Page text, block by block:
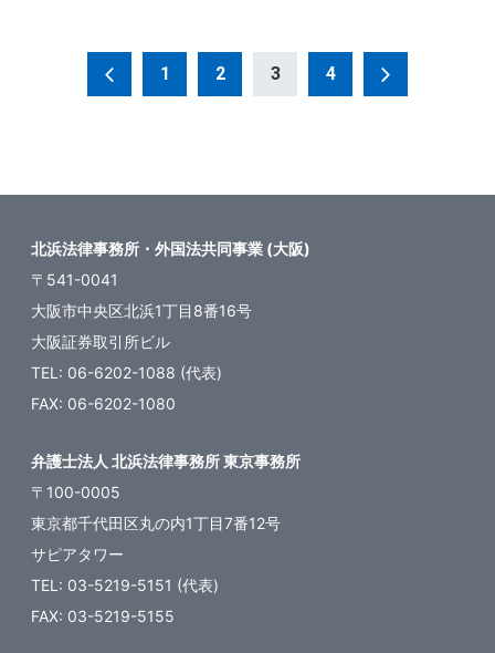
ジ
送
り
1 2 3 4
北浜法律事務所・外国法共同事業 (大阪)
〒541-0041
大阪市中央区北浜1丁目8番16号
大阪証券取引所ビル
TEL: 06-6202-1088 (代表)
FAX: 06-6202-1080
弁護士法人 北浜法律事務所 東京事務所
〒100-0005
東京都千代田区丸の内1丁目7番12号
サピアタワー
TEL: 03-5219-5151 (代表)
FAX: 03-5219-5155